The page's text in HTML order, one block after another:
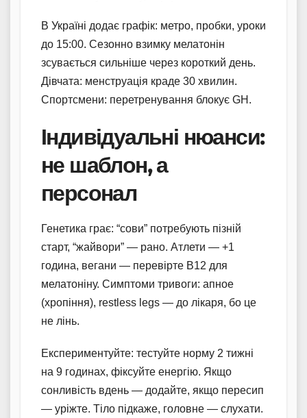
В Україні додає графік: метро, пробки, уроки
до 15:00. Сезонно взимку мелатонін
зсувається сильніше через короткий день.
Дівчата: менструація краде 30 хвилин.
Спортсмени: перетренування блокує GH.
Індивідуальні нюанси:
не шаблон, а
персонал
Генетика грає: “сови” потребують пізній
старт, “жайвори” — рано. Атлети — +1
година, вегани — перевірте B12 для
мелатоніну. Симптоми тривоги: апное
(хропіння), restless legs — до лікаря, бо це
не лінь.
Експериментуйте: тестуйте норму 2 тижні
на 9 годинах, фіксуйте енергію. Якщо
сонливість вдень — додайте, якщо пересип
— уріжте. Тіло підкаже, головне — слухати.